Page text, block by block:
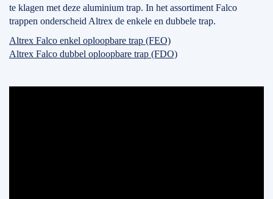
te klagen met deze aluminium trap. In het assortiment Falco
trappen onderscheid Altrex de enkele en dubbele trap.
Altrex Falco enkel oploopbare trap (FEO)
Altrex Falco dubbel oploopbare trap (FDO)